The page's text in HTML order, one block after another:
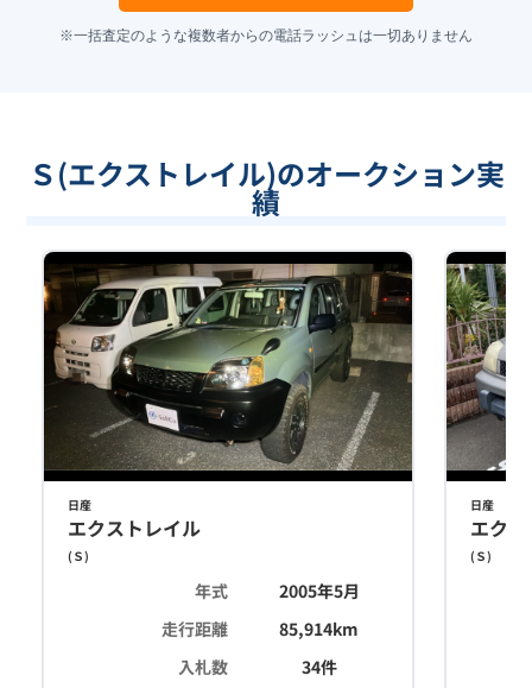
※一括査定のような複数者からの電話ラッシュは一切ありません
Ｓ(エクストレイル)のオークション実
績
日産
エクストレイル
( Ｓ)
年式
2005年5月
走行距離
85,914km
入札数
34件
日産
エク
( Ｓ)